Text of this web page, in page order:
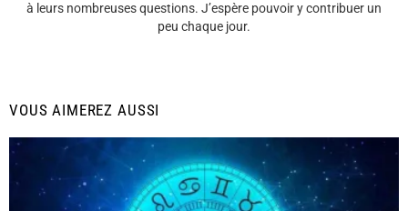
à leurs nombreuses questions. J’espère pouvoir y contribuer un
peu chaque jour.
VOUS AIMEREZ AUSSI